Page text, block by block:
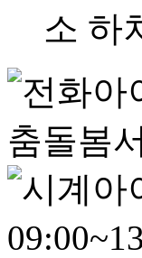
소 하
춤돌봄